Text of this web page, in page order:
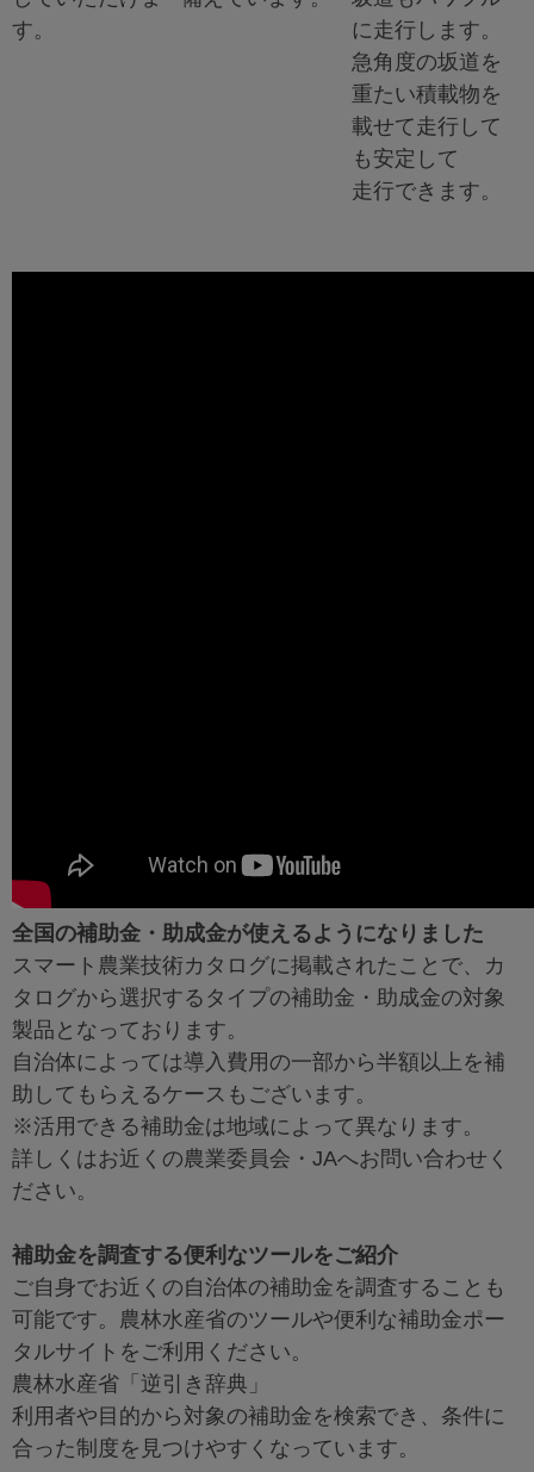
す。
に走行します。
急角度の坂道を
重たい積載物を
載せて走行して
も安定して
走行できます。
全国の補助金・助成金が使えるようになりました
スマート農業技術カタログに掲載されたことで、カ
タログから選択するタイプの補助金・助成金の対象
製品となっております。
自治体によっては導入費用の一部から半額以上を補
助してもらえるケースもございます。
※活用できる補助金は地域によって異なります。
詳しくはお近くの農業委員会・JAへお問い合わせく
ださい。
補助金を調査する便利なツールをご紹介
ご自身でお近くの自治体の補助金を調査することも
可能です。農林水産省のツールや便利な補助金ポー
タルサイトをご利用ください。
農林水産省「逆引き辞典」
利用者や目的から対象の補助金を検索でき、条件に
合った制度を見つけやすくなっています。